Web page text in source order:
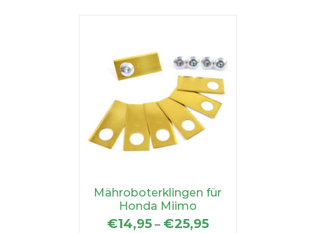
Mähroboterklingen für
Honda Miimo
€14,95– €25,95